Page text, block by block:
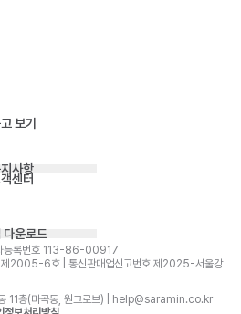
보기
사항
센터
다운로드
등록번호 113-86-00917
제2005-6호 | 통신판매업신고번호 제2025-서울강
11층(마곡동, 원그로브) | help@saramin.co.kr